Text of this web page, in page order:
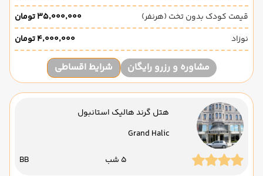
قیمت کودک بدون تخت (هرنفر)
۳۵٬۰۰۰٬۰۰۰ تومان
نوزاد
۴٬۰۰۰٬۰۰۰ تومان
مشاوره و رزرو رایگان شرایط اقساطی
هتل گرند هالیک استانبول
Grand Halic
5 شب BB